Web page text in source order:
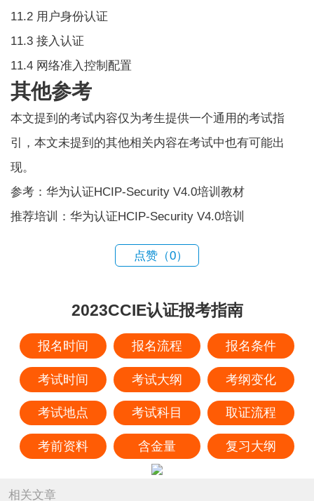
11.2 用户身份认证
11.3 接入认证
11.4 网络准入控制配置
其他参考
本文提到的考试内容仅为考生提供一个通用的考试指
引，本文未提到的其他相关内容在考试中也有可能出
现。
参考：华为认证HCIP-Security V4.0培训教材
推荐培训：华为认证HCIP-Security V4.0培训
点赞（0）
2023CCIE认证报考指南
报名时间 报名流程 报名条件
考试时间 考试大纲 考纲变化
考试地点 考试科目 取证流程
考前资料 含金量 复习大纲
相关文章